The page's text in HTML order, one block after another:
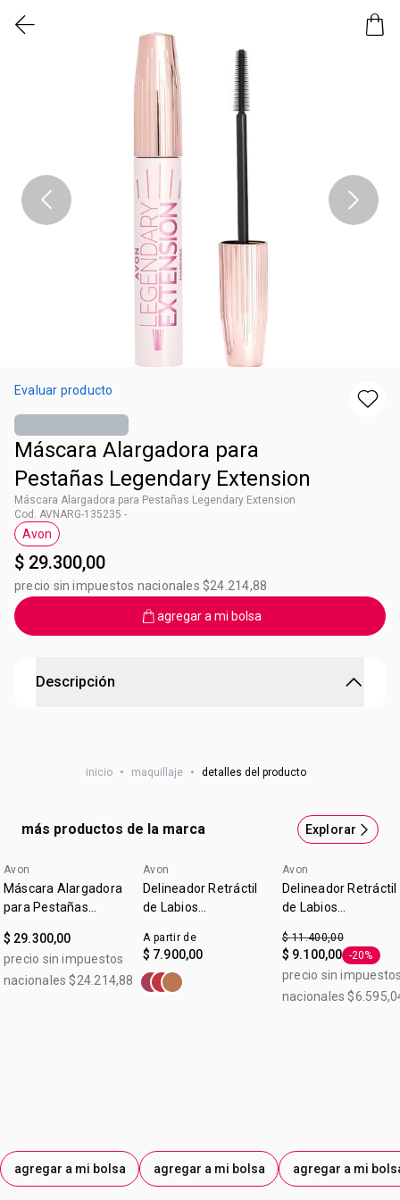
Evaluar producto
Máscara Alargadora para
Pestañas Legendary Extension
Máscara Alargadora para Pestañas Legendary Extension
Cod. AVNARG-135235 -
Etiqueta Avon
Avon
$ 29.300,00
precio sin impuestos nacionales $24.214,88
agregar a mi bolsa
Descripción
Legendary Extension genera longitud, volumen y cuidado,
con un cepillo de silicona cónico de alta precisión. Máscara
Alargadora para Pestañas. Contenido: 10 g. Beneficios
Avanzada fórmula con polímeros ¡para que las pestañas
luzcan más largas que nunca
inicio • maquillaje • detalles del producto
más productos de la marca Explorar
Avon
Máscara Alargadora
para Pestañas
$ 29.300,00
precio sin impuestos
nacionales $24.214,88
agregar a mi bolsa
Avon
Delineador Retráctil
de Labios
Color Malva
A partir de
$ 7.900,00
agregar a mi bolsa
Avon
Delineador Retráctil
de Labios
Color Malva 0,28 g
$ 11.400,00
$ 9.100,00 Etiqueta -
-20%
precio sin
nacionales
agregar a mi